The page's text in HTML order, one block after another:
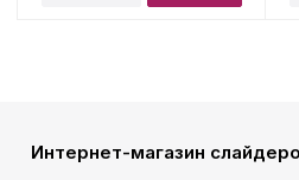
Интернет-магазин